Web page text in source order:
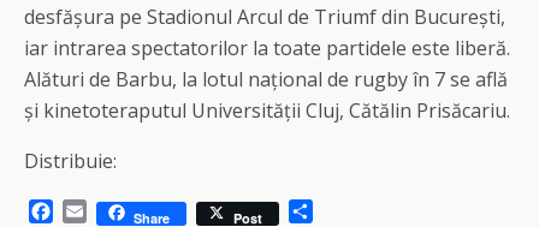
desfășura pe Stadionul Arcul de Triumf din București,
iar intrarea spectatorilor la toate partidele este liberă.
Alături de Barbu, la lotul național de rugby în 7 se află
și kinetoteraputul Universității Cluj, Cătălin Prisăcariu.
Distribuie:
E
Share Post